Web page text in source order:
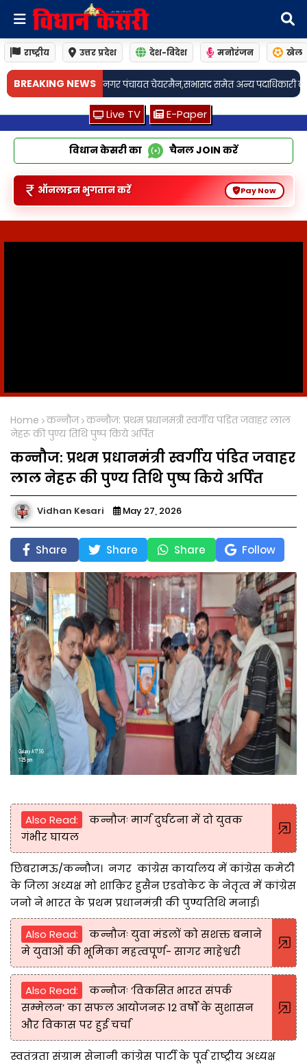
राष्ट्रीय उत्तर प्रदेश देश-विदेश मनोरंजन खेल
BREAKING NEWS
समेत अन्य पदाधिकारी कार्यकर्ता रहें मौजूद• लखनऊ: अवैध डेयरियों पर
Live TV E-Paper
विधान केसरी का चैनलJOIN करें
ऑनलाइन भुगतान करें Pay Now
Home कन्नौज कन्नौज: प्रथम प्रधानमंत्री स्वर्गीय पंडित जवाहर लाल
नेहरू की पुण्य तिथि पुष्प किये अर्पित
कन्नौज: प्रथम प्रधानमंत्री स्वर्गीय पंडित जवाहर
लाल नेहरू की पुण्य तिथि पुष्प किये अर्पित
Vidhan Kesari May 27, 2026
Share Share Share Follow
Also Read:
कन्नौजः मार्ग दुर्घटना में दो युवक
गंभीर घायल
छिबरामऊ/कन्नौज। नगर कांग्रेस कार्यालय में कांग्रेस कमेटी
के जिला अध्यक्ष मो शाक़िर हुसैन एडवोकेट के नेतृत्व में कांग्रेस
जनो ने भारत के प्रथम प्रधानमंत्री की पुण्यतिथि मनाई।
Also Read:
कन्नौजः युवा मंडलों को सशक्त बनाने
मे युवाओं की भूमिका महत्वपूर्ण- सागर माहेश्वरी
Also Read:
कन्नौजः ‘विकसित भारत संपर्क
सम्मेलन’ का सफल आयोजनरू 12 वर्षों के सुशासन
और विकास पर हुई चर्चा
स्वतंत्रता संग्राम सेनानी कांग्रेस पार्टी के पूर्व राष्ट्रीय अध्यक्ष